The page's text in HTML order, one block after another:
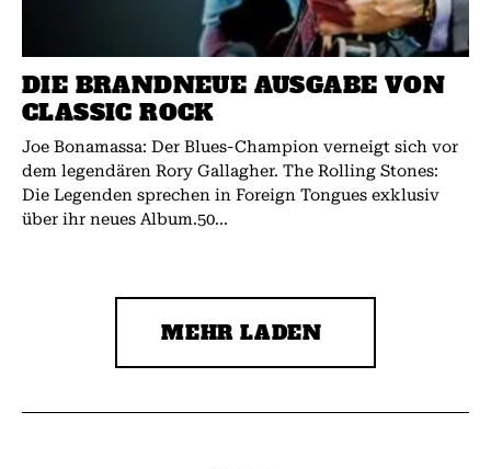
DIE BRANDNEUE AUSGABE VON
CLASSIC ROCK
Joe Bonamassa: Der Blues-Champion verneigt sich vor
dem legendären Rory Gallagher. The Rolling Stones:
Die Legenden sprechen in Foreign Tongues exklusiv
über ihr neues Album.50...
MEHR LADEN